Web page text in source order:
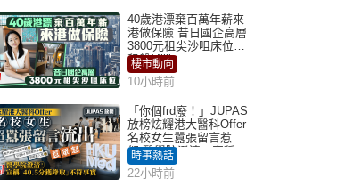
40歲港漂棄百萬年薪來
港做保險 昔日國企高層
3800元租尖沙咀床位｜
租盤Million
樓市動向
10小時前
「你個frd廢！」JUPAS
放榜炫耀港大醫科Offer
名校女生囂張留言惹眾
怒 醫學院澄清：宣稱
「40.5分獲錄取」不符事
實｜Juicy叮
時事熱話
22小時前